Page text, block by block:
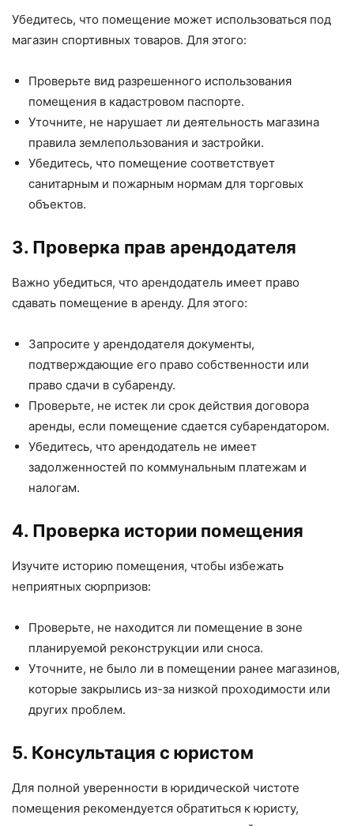
Убедитесь, что помещение может использоваться под
магазин спортивных товаров. Для этого:
Проверьте вид разрешенного использования
помещения в кадастровом паспорте.
Уточните, не нарушает ли деятельность магазина
правила землепользования и застройки.
Убедитесь, что помещение соответствует
санитарным и пожарным нормам для торговых
объектов.
3. Проверка прав арендодателя
Важно убедиться, что арендодатель имеет право
сдавать помещение в аренду. Для этого:
Запросите у арендодателя документы,
подтверждающие его право собственности или
право сдачи в субаренду.
Проверьте, не истек ли срок действия договора
аренды, если помещение сдается субарендатором.
Убедитесь, что арендодатель не имеет
задолженностей по коммунальным платежам и
налогам.
4. Проверка истории помещения
Изучите историю помещения, чтобы избежать
неприятных сюрпризов:
Проверьте, не находится ли помещение в зоне
планируемой реконструкции или сноса.
Уточните, не было ли в помещении ранее магазинов,
которые закрылись из-за низкой проходимости или
других проблем.
5. Консультация с юристом
Для полной уверенности в юридической чистоте
помещения рекомендуется обратиться к юристу,